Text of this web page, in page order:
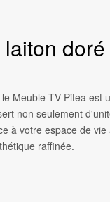
Meuble TV Pitea est
non seulement
à votre espace de
raffinée.